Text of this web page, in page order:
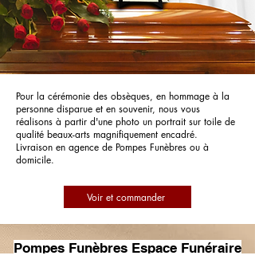
Pour la cérémonie des obsèques, en hommage à la
personne disparue et en souvenir, nous vous
réalisons à partir d'une photo un portrait sur toile de
qualité beaux-arts magnifiquement encadré.
Livraison en agence de Pompes Funèbres ou à
domicile.
Voir et commander
Pompes Funèbres Espace Funéraire